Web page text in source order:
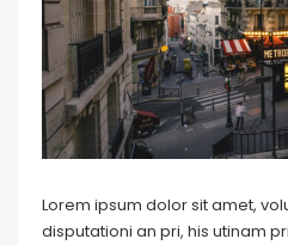
Lorem ipsum dolor sit amet,
disputationi an pri, his utinam